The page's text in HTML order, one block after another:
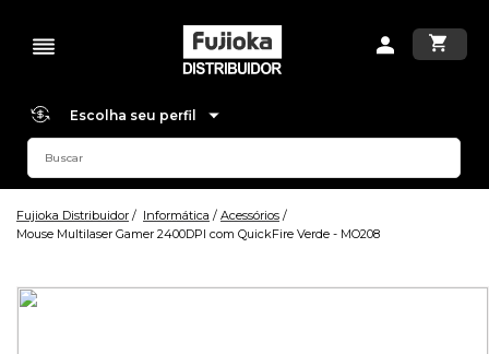
Escolha seu perfil
Fujioka Distribuidor Informática
Acessórios
Mouse Multilaser Gamer 2400DPI com QuickFire Verde - MO208